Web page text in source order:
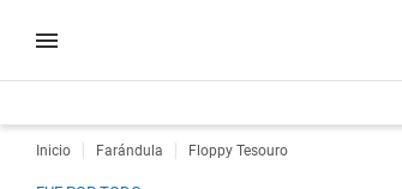
Inicio Farándula Floppy Tesouro